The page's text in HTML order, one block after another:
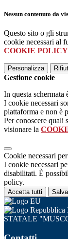
Nessun contenuto da
Questo sito o gli
cookie necessari al
COOKIE POLICY
Personalizza
Gestione cookie
In questa schermata
I cookie necessari
piattaforma e non è
Per conoscere quali
visionare la
Cookie necessari
I cookie necessari
disabilitati. È
policy.
Accetta tutti
STATALE